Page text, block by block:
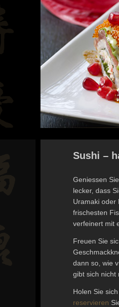
Sushi –
Geniessen
lecker, dass
Uramaki oder
frischesten
verfeinert mit
Freuen Sie
dann so, wie
gibt sich nicht
Holen Sie
reservieren